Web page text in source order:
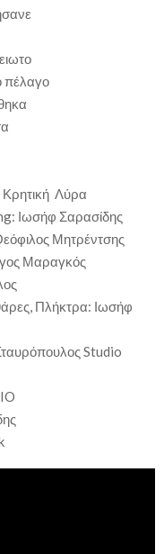
πέλαγο
Κρητική Λύρα
Ιωσήφ Σαρασίδης
Μητρέντσης
Μαραγκός
Πλήκτρα: Ιωσήφ
Studio